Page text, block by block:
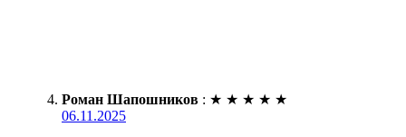
Роман Шапошников : ★ ★ ★ ★ ★
06.11.2025